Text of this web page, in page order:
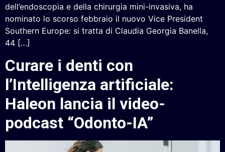
dell’endoscopia e della chirurgia mini-invasiva, ha
nominato lo scorso febbraio il nuovo Vice President
Southern Europe: si tratta di Claudia Georgia Banella,
44 […]
Curare i denti con
l’Intelligenza artificiale:
Haleon lancia il video-
podcast “Odonto-IA”